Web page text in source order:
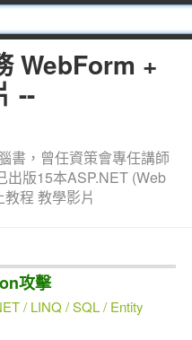
WebForm +
--
書，曾任資策會專任講師
出版15本ASP.NET (Web
程 教學影片
攻擊
/ LINQ / SQL / Entity